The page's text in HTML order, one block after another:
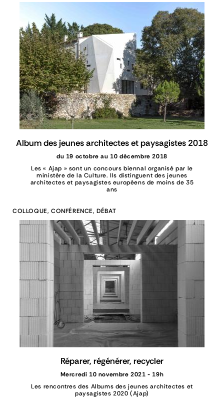
Album des jeunes architectes et paysagistes 2018
du 19 octobre au 10 décembre 2018
Les « Ajap » sont un concours biennal organisé par le
ministère de la Culture. Ils distinguent des jeunes
architectes et paysagistes européens de moins de 35
ans
COLLOQUE, CONFÉRENCE, DÉBAT
Réparer, régénérer, recycler
Mercredi 10 novembre 2021 - 19h
Les rencontres des Albums des jeunes architectes et
paysagistes 2020 (Ajap)